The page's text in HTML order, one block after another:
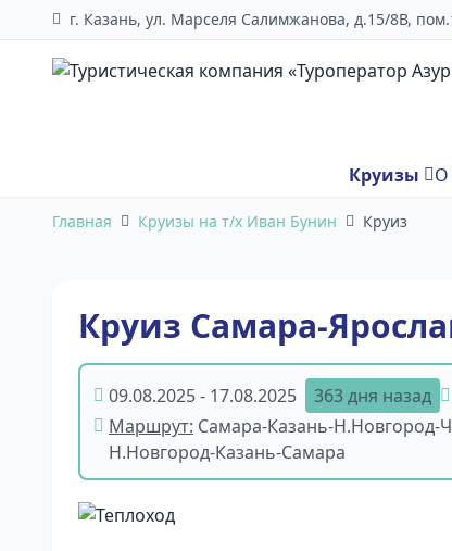
г. Казань, ул. Марселя Салимжанова, д.15/8В,
Круизы О
Главная Круизы на т/х Иван Бунин Круиз
Круиз Самара-
09.08.2025 - 17.08.2025 363 дня назад
Маршрут: Самара-Казань-Н.Новгород-
Н.Новгород-Казань-Самара